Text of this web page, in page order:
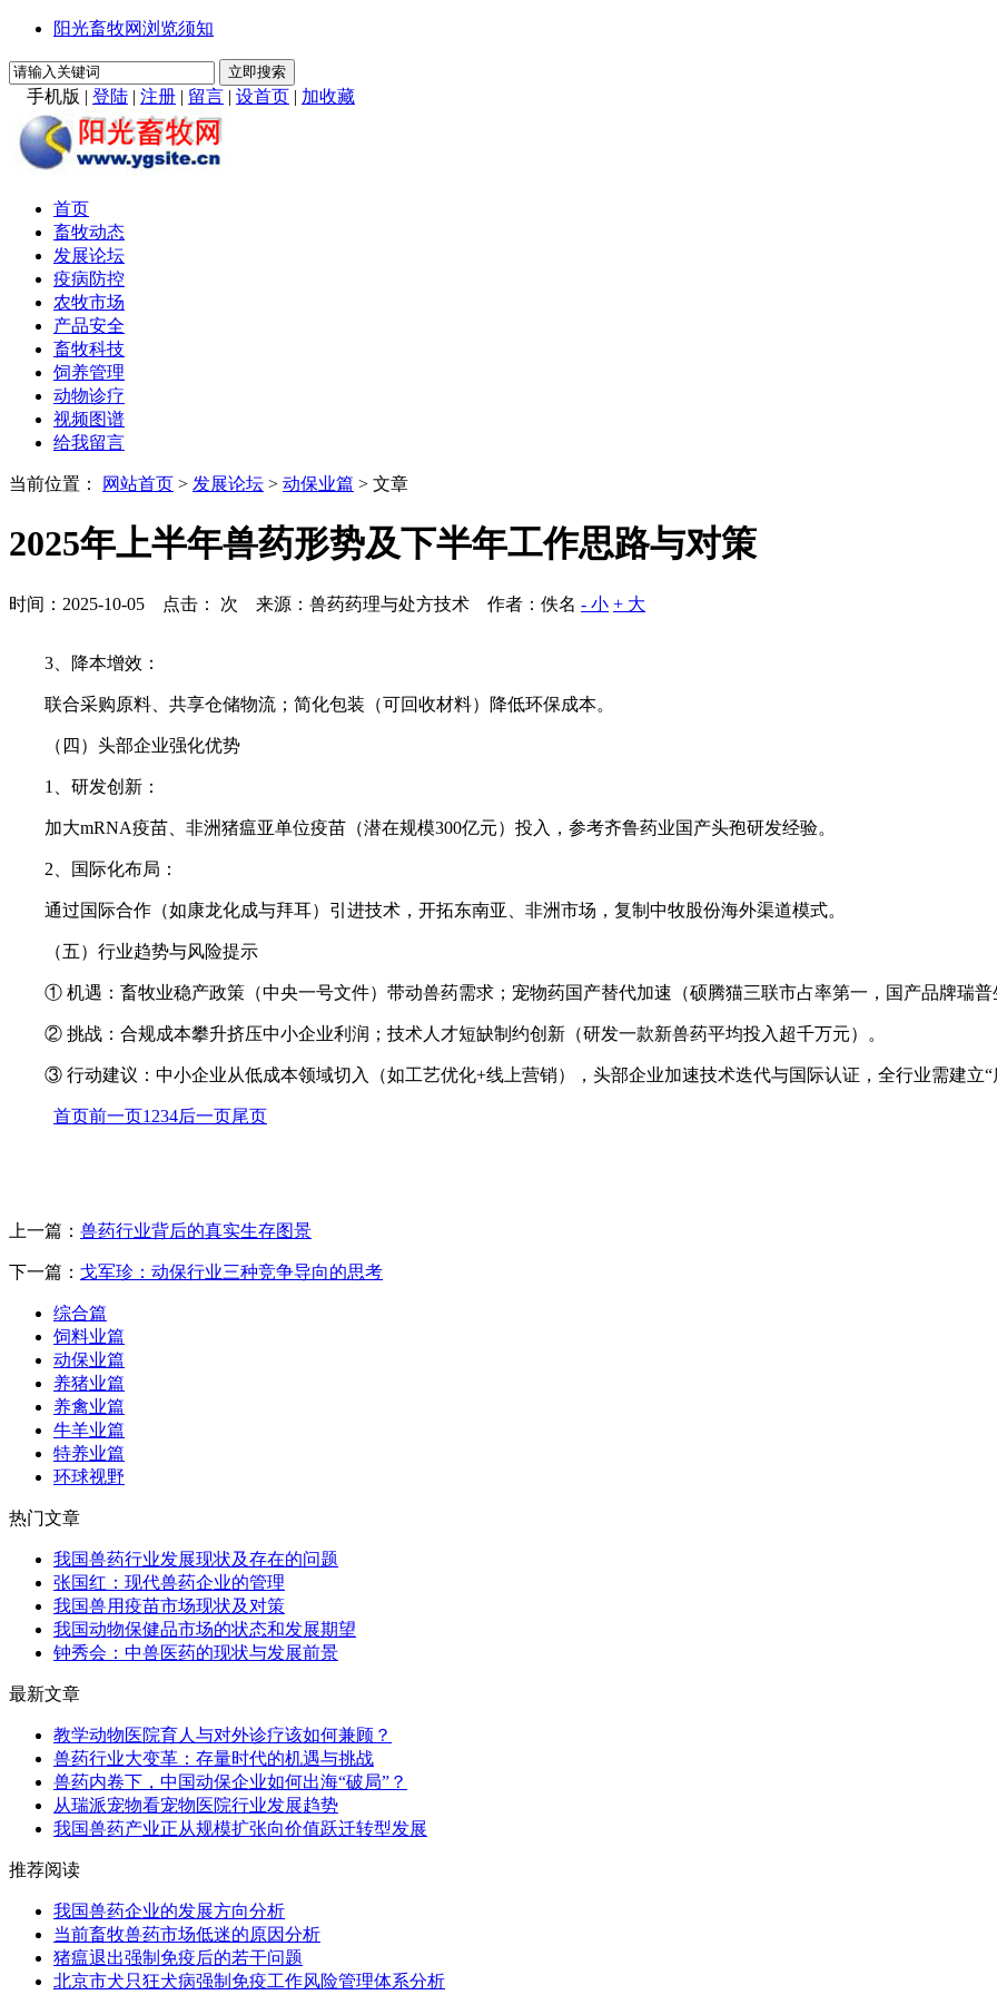
阳光畜牧网浏览须知
手机版 | 登陆 | 注册 | 留言 | 设首页 | 加收藏
首页
畜牧动态
发展论坛
疫病防控
农牧市场
产品安全
畜牧科技
饲养管理
动物诊疗
视频图谱
给我留言
当前位置： 网站首页 > 发展论坛 > 动保业篇 > 文章
2025年上半年兽药形势及下半年工作思路与对策
时间：2025-10-05 点击： 次 来源：兽药药理与处方技术 作者：佚名 - 小 + 大
3、降本增效：
联合采购原料、共享仓储物流；简化包装（可回收材料）降低环保成本。
（四）头部企业强化优势
1、研发创新：
加大mRNA疫苗、非洲猪瘟亚单位疫苗（潜在规模300亿元）投入，参考齐鲁药业国产头孢研发经验。
2、国际化布局：
通过国际合作（如康龙化成与拜耳）引进技术，开拓东南亚、非洲市场，复制中牧股份海外渠道模式。
（五）行业趋势与风险提示
① 机遇：畜牧业稳产政策（中央一号文件）带动兽药需求；宠物药国产替代加速（硕腾猫三联市占率第一，国产品牌瑞
② 挑战：合规成本攀升挤压中小企业利润；技术人才短缺制约创新（研发一款新兽药平均投入超千万元）。
③ 行动建议：中小企业从低成本领域切入（如工艺优化+线上营销），头部企业加速技术迭代与国际认证，全行业需建立“
首页前一页1 234后一页尾页
上一篇： 兽药行业背后的真实生存图景
下一篇： 戈军珍：动保行业三种竞争导向的思考
综合篇
饲料业篇
动保业篇
养猪业篇
养禽业篇
牛羊业篇
特养业篇
环球视野
热门文章
我国兽药行业发展现状及存在的问题
张国红：现代兽药企业的管理
我国兽用疫苗市场现状及对策
我国动物保健品市场的状态和发展期望
钟秀会：中兽医药的现状与发展前景
最新文章
教学动物医院育人与对外诊疗该如何兼顾？
兽药行业大变革：存量时代的机遇与挑战
兽药内卷下，中国动保企业如何出海“破局”？
从瑞派宠物看宠物医院行业发展趋势
我国兽药产业正从规模扩张向价值跃迁转型发展
推荐阅读
我国兽药企业的发展方向分析
当前畜牧兽药市场低迷的原因分析
猪瘟退出强制免疫后的若干问题
北京市犬只狂犬病强制免疫工作风险管理体系分析